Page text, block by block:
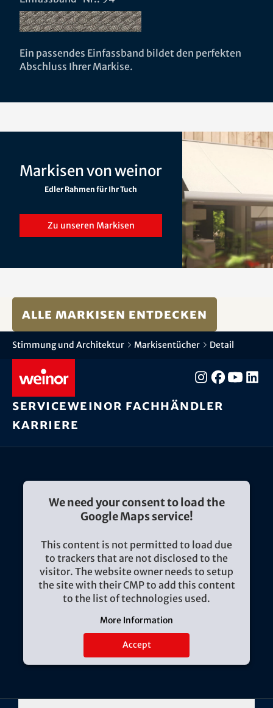
Ein passendes Einfassband bildet den perfekten
Abschluss Ihrer Markise.
Markisen von weinor
Edler Rahmen für Ihr Tuch
Zu unseren Markisen
Alle Markisen entdecken
Stimmung und Architektur Markisentücher Detail
Serviceweinor Fachhändler
Karriere
We need your consent to load the
Google Maps service!
This content is not permitted to load due
to trackers that are not disclosed to the
visitor. The website owner needs to setup
the site with their CMP to add this content
to the list of technologies used.
More Information
Accept